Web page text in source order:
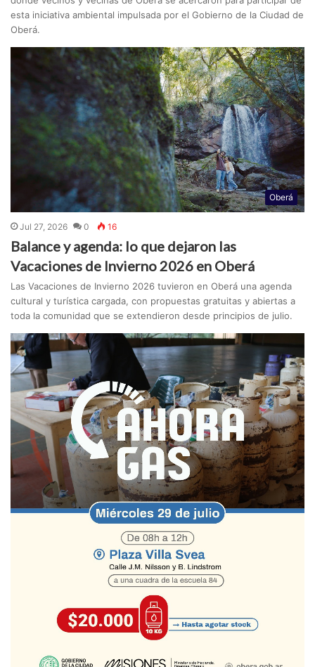
esta iniciativa ambiental impulsada por el Gobierno de la Ciudad de
Oberá.
Oberá
Jul 27, 2026 0 16
Balance y agenda: lo que dejaron las
Vacaciones de Invierno 2026 en Oberá
Las Vacaciones de Invierno 2026 tuvieron en Oberá una agenda
cultural y turística cargada, con propuestas gratuitas y abiertas a
toda la comunidad que se extendieron desde principios de julio.